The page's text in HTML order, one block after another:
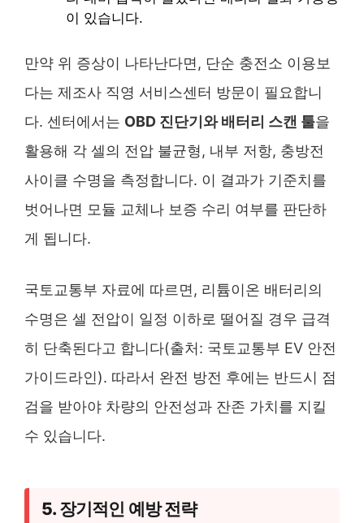
이 있습니다.
만약 위 증상이 나타난다면, 단순 충전소 이용보
다는 제조사 직영 서비스센터 방문이 필요합니
다. 센터에서는 OBD 진단기와 배터리 스캔 툴을
활용해 각 셀의 전압 불균형, 내부 저항, 충방전
사이클 수명을 측정합니다. 이 결과가 기준치를
벗어나면 모듈 교체나 보증 수리 여부를 판단하
게 됩니다.
국토교통부 자료에 따르면, 리튬이온 배터리의
수명은 셀 전압이 일정 이하로 떨어질 경우 급격
히 단축된다고 합니다(출처: 국토교통부 EV 안전
가이드라인). 따라서 완전 방전 후에는 반드시 점
검을 받아야 차량의 안전성과 잔존 가치를 지킬
수 있습니다.
5. 장기적인 예방 전략